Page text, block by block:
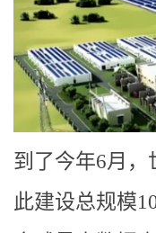
到了今年6月
此建设总规模